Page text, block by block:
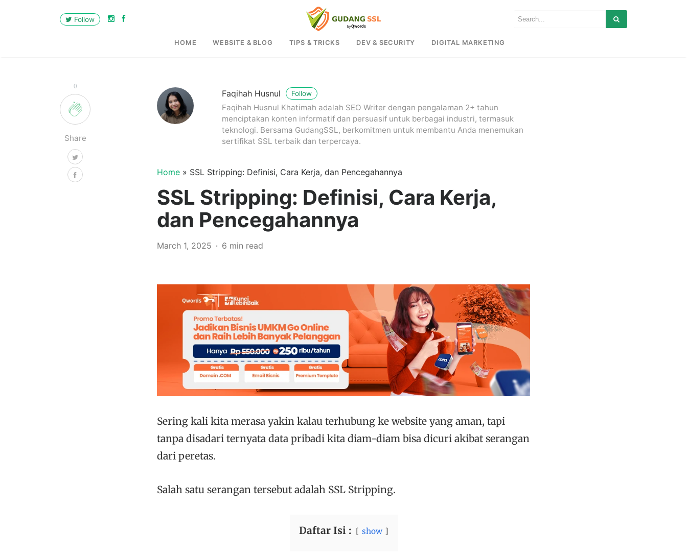
Follow
HOME WEBSITE & BLOG TIPS & TRICKS DEV & SECURITY DIGITAL MARKETING
0
Share
Faqihah Husnul Follow
Faqihah Husnul Khatimah adalah SEO Writer dengan pengalaman 2+ tahun
menciptakan konten informatif dan persuasif untuk berbagai industri, termasuk
teknologi. Bersama GudangSSL, berkomitmen untuk membantu Anda menemukan
sertifikat SSL terbaik dan terpercaya.
Home » SSL Stripping: Definisi, Cara Kerja, dan Pencegahannya
SSL Stripping: Definisi, Cara Kerja,
dan Pencegahannya
March 1, 2025 6 min read
Sering kali kita merasa yakin kalau terhubung ke website yang aman, tapi
tanpa disadari ternyata data pribadi kita diam-diam bisa dicuri akibat serangan
dari peretas.
Salah satu serangan tersebut adalah SSL Stripping.
Daftar Isi : show